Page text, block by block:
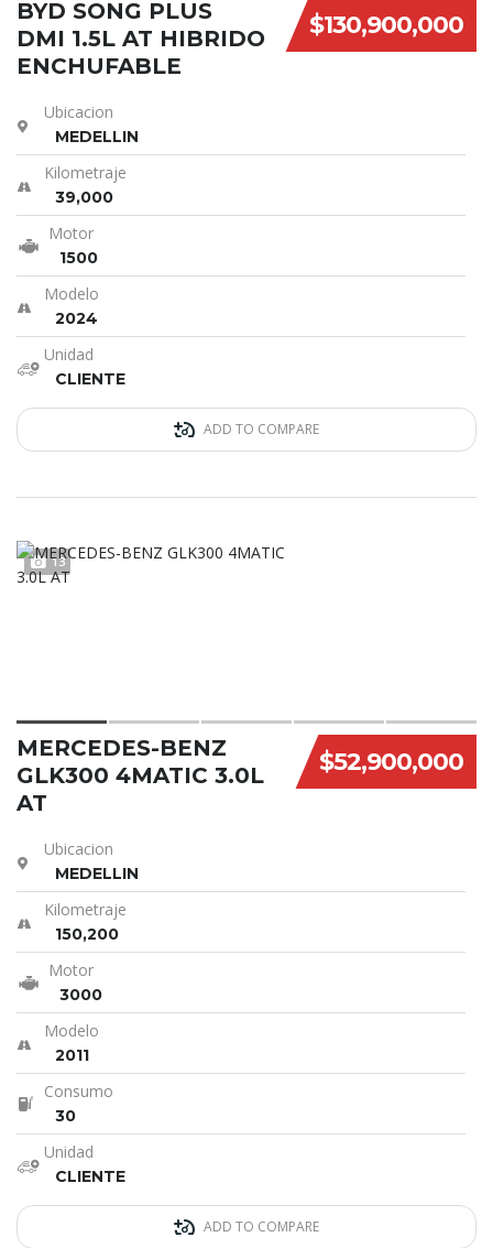
$130,900,000
BYD SONG PLUS
DMI 1.5L AT HIBRIDO
ENCHUFABLE
Ubicacion
MEDELLIN
Kilometraje
39,000
Motor
1500
Modelo
2024
Unidad
CLIENTE
ADD TO COMPARE
13
$52,900,000
MERCEDES-BENZ
GLK300 4MATIC 3.0L
AT
Ubicacion
MEDELLIN
Kilometraje
150,200
Motor
3000
Modelo
2011
Consumo
30
Unidad
CLIENTE
ADD TO COMPARE